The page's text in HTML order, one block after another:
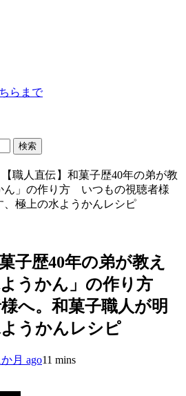
らまで
【職人直伝】和菓子歴40年の弟が教
ん」の作り方 いつもの視聴者様
極上の水ようかんレシピ
子歴40年の弟が教え
うかん」の作り方
へ。和菓子職人が明
うかんレシピ
か月 ago11 mins